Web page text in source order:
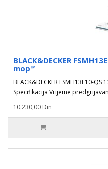
BLACK&DECKER
mop™
BLACK&DECKER FSMH13E10-
Specifikacija Vrijeme
10.230,00 Din